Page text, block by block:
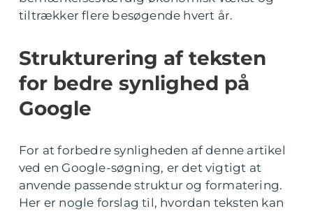
tiltrækker flere besøgende hvert år.
Strukturering af teksten
for bedre synlighed på
Google
For at forbedre synligheden af denne artikel
ved en Google-søgning, er det vigtigt at
anvende passende struktur og formatering.
Her er nogle forslag til, hvordan teksten kan